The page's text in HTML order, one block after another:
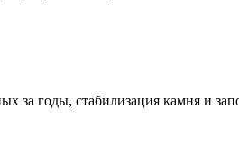
за годы, стабилизация камня и